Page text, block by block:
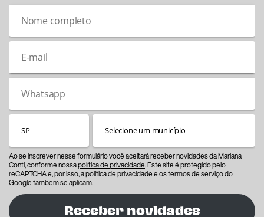
Ao se inscrever nesse formulário você aceitará receber novidades da Mariana
Conti, conforme nossapolítica de privacidade. Este site é protegido pelo
reCAPTCHA e, por isso, apolítica de privacidadee ostermos de serviçodo
Google também se aplicam.
Receber novidades